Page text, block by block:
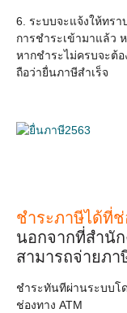
6. ระบบจะแจ้งให้ทร
การชำระเข้ามาแล้ว
หากชำระไม่ครบจะต้
ถือว่ายื่นภาษีสำเร็จ
ชำระภาษีได้ที่ช่
นอกจากที่สำนั
สามารถจ่ายภ
ชำระทันทีผ่านระบบโ
ช่องทาง ATM